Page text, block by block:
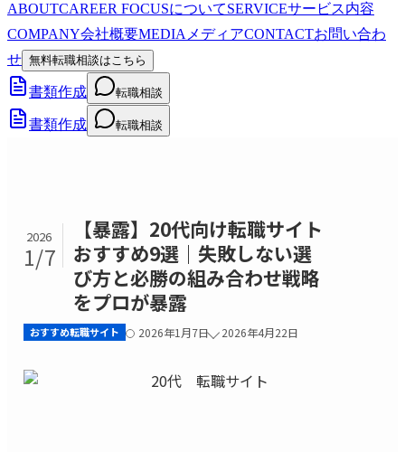
ABOUTCAREER FOCUSについてSERVICEサービス内容
COMPANY会社概要MEDIA メディアCONTACTお問い合わ
せ 無料転職相談はこちら
書類作成 転職相談
書類作成 転職相談
2026
1/7
【暴露】20代向け転職サイト
おすすめ9選｜失敗しない選
び方と必勝の組み合わせ戦略
をプロが暴露
おすすめ転職サイト 2026年1月7日 2026年4月22日